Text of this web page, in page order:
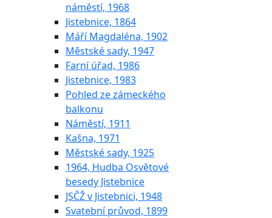
náměstí, 1968
Jistebnice, 1864
Máří Magdaléna, 1902
Městské sady, 1947
Farní úřad, 1986
Jistebnice, 1983
Pohled ze zámeckého
balkonu
Náměstí, 1911
Kašna, 1971
Městské sady, 1925
1964, Hudba Osvětové
besedy Jistebnice
JSČŽ v Jistebnici, 1948
Svatební průvod, 1899